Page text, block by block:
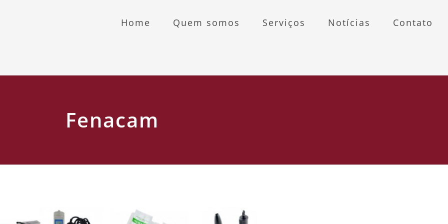
Home Quem somos Serviços Notícias Contato
Fenacam